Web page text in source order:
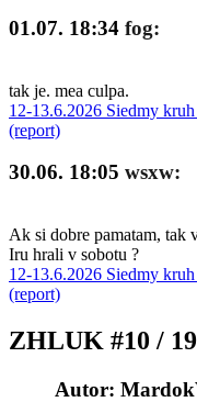
01.07. 18:34 fog:
tak je. mea culpa.
12-13.6.2026 Siedmy
(report)
30.06. 18:05 wsxw:
Ak si dobre pamatam, tak
Iru hrali v sobotu ?
12-13.6.2026 Siedmy
(report)
ZHLUK #10 /
Autor: